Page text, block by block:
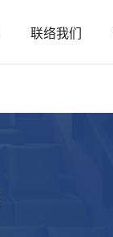
联络我们